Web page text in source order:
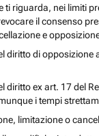
riguarda, nei limiti
il consenso
e
diritto di
diritto ex art. 17 del
i tempi
limitazione o